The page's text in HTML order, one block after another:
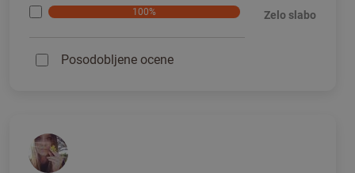
100% Zelo slabo
Posodobljene ocene